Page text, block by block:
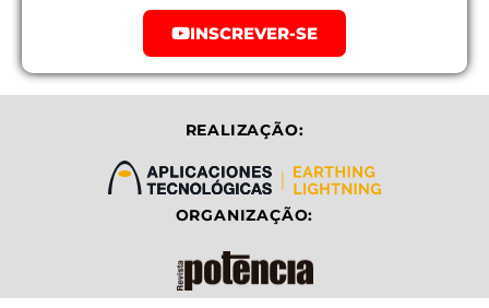
INSCREVER-SE
REALIZAÇÃO:
ORGANIZAÇÃO: